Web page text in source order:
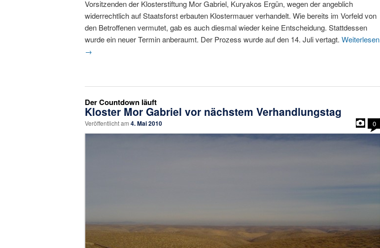
Vorsitzenden der Klosterstiftung Mor Gabriel, Kuryakos Ergün, wegen der angeblich
widerrechtlich auf Staatsforst erbauten Klostermauer verhandelt. Wie bereits im Vorfeld von
den Betroffenen vermutet, gab es auch diesmal wieder keine Entscheidung. Stattdessen
wurde ein neuer Termin anberaumt. Der Prozess wurde auf den 14. Juli vertagt. Weiterlesen
→
Der Countdown läuft
Kloster Mor Gabriel vor nächstem Verhandlungstag
Veröffentlicht am 4. Mai 2010 0